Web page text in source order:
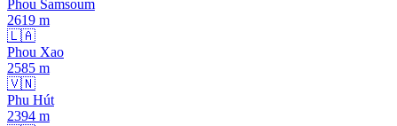
Phou Samsoum
2619 m
🇱🇦
Phou Xao
2585 m
🇻🇳
Phu Hút
2394 m